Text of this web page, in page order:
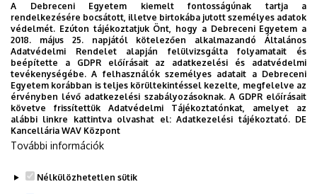
A Debreceni Egyetem kiemelt fontosságúnak tartja a
rendelkezésére bocsátott, illetve birtokába jutott személyes adatok
védelmét. Ezúton tájékoztatjuk Önt, hogy a Debreceni Egyetem a
2018. május 25. napjától kötelezően alkalmazandó Általános
Adatvédelmi Rendelet alapján felülvizsgálta folyamatait és
beépítette a GDPR előírásait az adatkezelési és adatvédelmi
tevékenységébe. A felhasználók személyes adatait a Debreceni
Egyetem korábban is teljes körültekintéssel kezelte, megfelelve az
érvényben lévő adatkezelési szabályozásoknak. A GDPR előírásait
követve frissítettük Adatvédelmi Tájékoztatónkat, amelyet az
alábbi linkre kattintva olvashat el:Adatkezelési tájékoztató. DE
Kancellária WAV Központ
További információk
Nélkülözhetetlen sütik